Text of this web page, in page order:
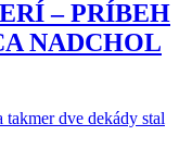
– PRÍBEH
NADCHOL
takmer dve dekády stal